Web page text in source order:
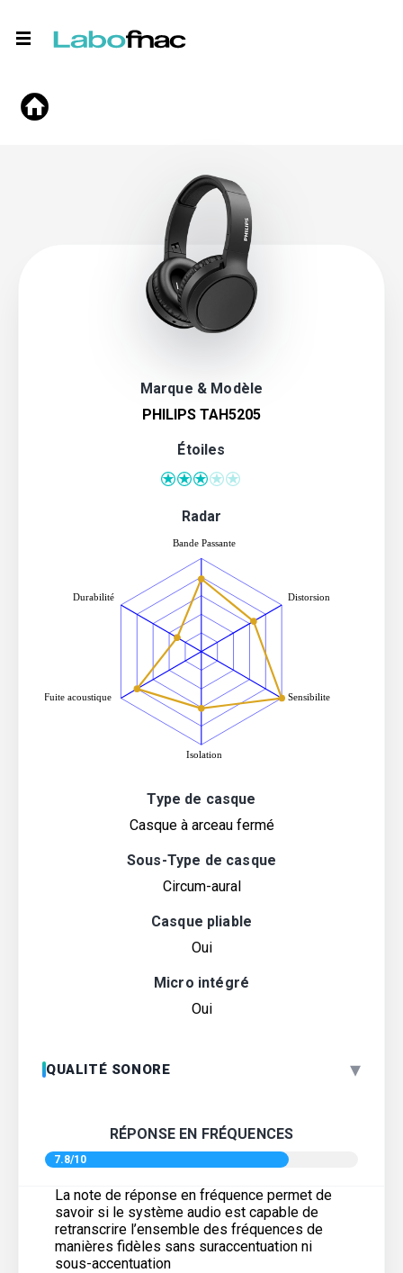
Marque & Modèle
PHILIPS TAH5205
Étoiles
Radar
Type de casque
Casque à arceau fermé
Sous-Type de casque
Circum-aural
Casque pliable
Oui
Micro intégré
Oui
QUALITÉ SONORE ▾
RÉPONSE EN FRÉQUENCES
7.8/10
La note de réponse en fréquence permet de
savoir si le système audio est capable de
retranscrire l’ensemble des fréquences de
manières fidèles sans suraccentuation ni
sous-accentuation